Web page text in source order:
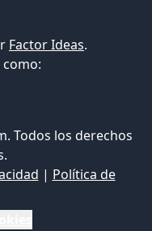
Factor Ideas.
Todos los derechos
| Política de